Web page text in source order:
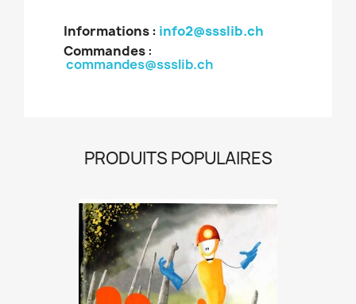
Informations : info2@ssslib.ch
Commandes:
commandes@ssslib.ch
PRODUITS POPULAIRES